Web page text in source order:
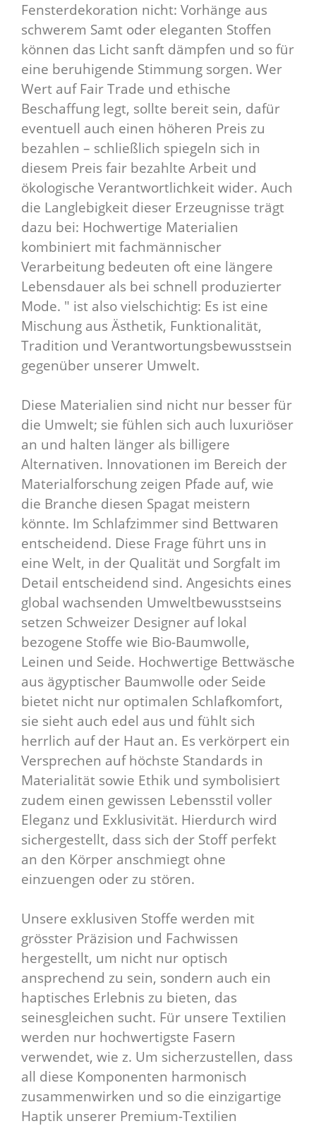
Fensterdekoration nicht: Vorhänge aus
schwerem Samt oder eleganten Stoffen
können das Licht sanft dämpfen und so für
eine beruhigende Stimmung sorgen. Wer
Wert auf Fair Trade und ethische
Beschaffung legt, sollte bereit sein, dafür
eventuell auch einen höheren Preis zu
bezahlen – schließlich spiegeln sich in
diesem Preis fair bezahlte Arbeit und
ökologische Verantwortlichkeit wider. Auch
die Langlebigkeit dieser Erzeugnisse trägt
dazu bei: Hochwertige Materialien
kombiniert mit fachmännischer
Verarbeitung bedeuten oft eine längere
Lebensdauer als bei schnell produzierter
Mode. " ist also vielschichtig: Es ist eine
Mischung aus Ästhetik, Funktionalität,
Tradition und Verantwortungsbewusstsein
gegenüber unserer Umwelt.
Diese Materialien sind nicht nur besser für
die Umwelt; sie fühlen sich auch luxuriöser
an und halten länger als billigere
Alternativen. Innovationen im Bereich der
Materialforschung zeigen Pfade auf, wie
die Branche diesen Spagat meistern
könnte. Im Schlafzimmer sind Bettwaren
entscheidend. Diese Frage führt uns in
eine Welt, in der Qualität und Sorgfalt im
Detail entscheidend sind. Angesichts eines
global wachsenden Umweltbewusstseins
setzen Schweizer Designer auf lokal
bezogene Stoffe wie Bio-Baumwolle,
Leinen und Seide. Hochwertige Bettwäsche
aus ägyptischer Baumwolle oder Seide
bietet nicht nur optimalen Schlafkomfort,
sie sieht auch edel aus und fühlt sich
herrlich auf der Haut an. Es verkörpert ein
Versprechen auf höchste Standards in
Materialität sowie Ethik und symbolisiert
zudem einen gewissen Lebensstil voller
Eleganz und Exklusivität. Hierdurch wird
sichergestellt, dass sich der Stoff perfekt
an den Körper anschmiegt ohne
einzuengen oder zu stören.
Unsere exklusiven Stoffe werden mit
grösster Präzision und Fachwissen
hergestellt, um nicht nur optisch
ansprechend zu sein, sondern auch ein
haptisches Erlebnis zu bieten, das
seinesgleichen sucht. Für unsere Textilien
werden nur hochwertigste Fasern
verwendet, wie z. Um sicherzustellen, dass
all diese Komponenten harmonisch
zusammenwirken und so die einzigartige
Haptik unserer Premium-Textilien